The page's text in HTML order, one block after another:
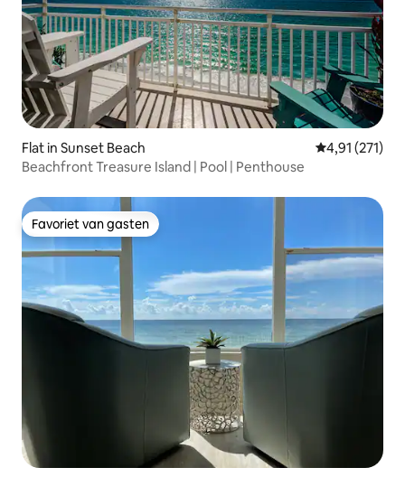
Flat in Sunset Beach Gemiddelde
4,91 (271)
Beachfront Treasure Island | Pool | Penthouse
Favoriet van gasten
Favoriet van gasten